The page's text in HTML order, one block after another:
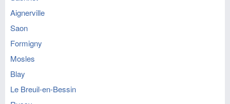
Aignerville
Saon
Formigny
Mosles
Blay
Le Breuil-en-Bessin